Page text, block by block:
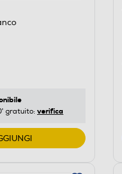
gratuito: verifica